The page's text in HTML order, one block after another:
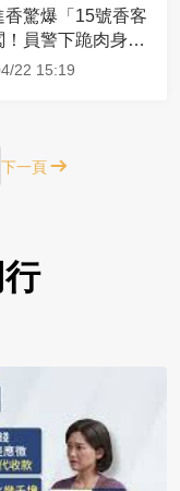
香驚爆「15號香客
！員警下跪肉身擋
人先過
22 15:19
下一頁